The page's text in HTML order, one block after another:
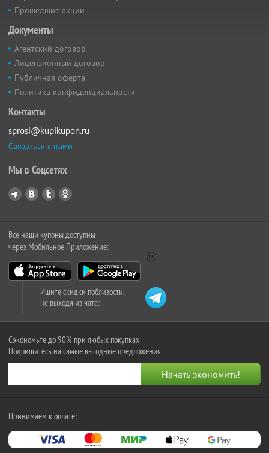
Прошедшие акции
Документы
Агентский договор
Лицензионный договор
Публичная оферта
Политика конфиденциальности
Контакты
sprosi@kupikupon.ru
Связаться с нами
Мы в Соцсетях
Все наши купоны доступны
через Мобильное Приложение:
Ищите скидки поблизости,
не выходя из чата:
Сэкономьте до 90% при любых покупках
Подпишитесь на самые выгодные предложения
Принимаем к оплате: